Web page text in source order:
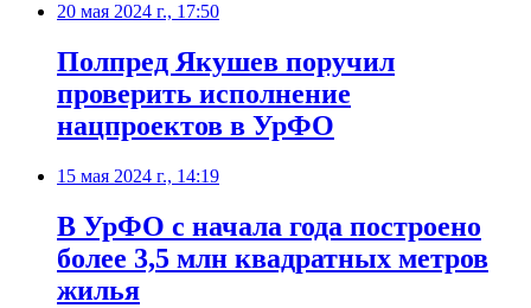
20 мая 2024 г., 17:50
Полпред Якушев поручил
проверить исполнение
нацпроектов в УрФО
15 мая 2024 г., 14:19
В УрФО с начала года построено
более 3,5 млн квадратных метров
жилья